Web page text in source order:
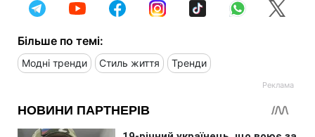
Більше по темі:
Модні тренди Стиль життя Тренди